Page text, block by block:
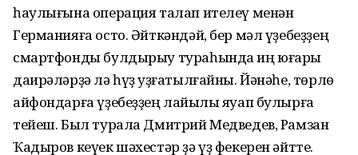
һаулығына операция талап ителеү менән
Германияға осто. Әйткәндәй, бер мәл үҙебеҙҙең
смартфонды булдырыу тураһында иң юғары
даирәләрҙә лә һүҙ ҡуҙғатылғайны. Йәнәһе, төрлө
айфондарға үҙебеҙҙең лайыҡлы яуап булырға
тейеш. Был турала Дмитрий Медведев, Рамзан
Ҡадыров кеүек шәхестәр ҙә үҙ фекерен әйтте.